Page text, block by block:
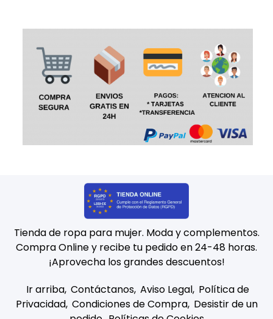
Tienda de ropa para mujer. Moda y complementos.
Compra Online y recibe tu pedido en 24-48 horas.
¡Aprovecha los grandes descuentos!
Ir arriba Contáctanos Aviso Legal Política de
Privacidad Condiciones de Compra Desistir de un